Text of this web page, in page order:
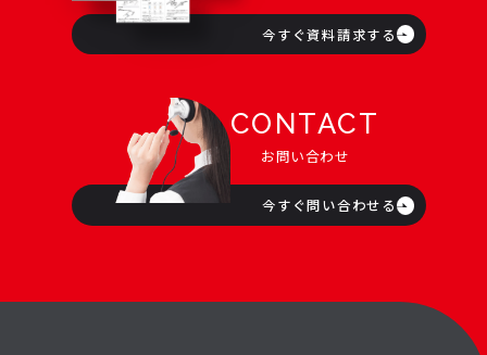
今すぐ資料請求する
CONTACT
お問い合わせ
今すぐ問い合わせる